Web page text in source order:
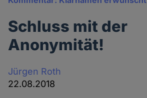
Schluss mit der
Anonymität!
Jürgen Roth
22.08.2018